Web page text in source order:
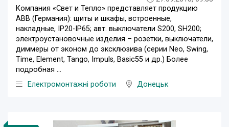
Компания «Свет и Тепло» представляет продукцию
АВВ (Германия): щиты и шкафы, встроенные,
накладные, IP20-IP65; авт. выключатели S200, SH200;
электроустановочные изделия – розетки, выключатели,
диммеры от эконом до эксклюзива (серии Neo, Swing,
Time, Element, Tango, Impuls, Basic55 и др.) Более
подробная ...
Електромонтажні роботи
Донецьк